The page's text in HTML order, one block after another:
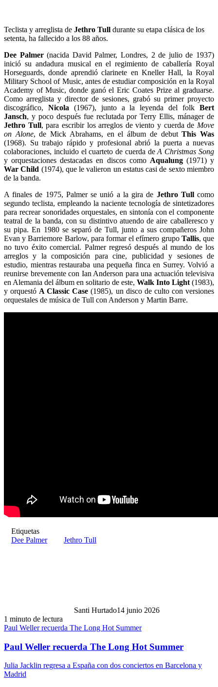
Teclista y arreglista de Jethro Tull durante su etapa clásica de los
setenta, ha fallecido a los 88 años.
Dee Palmer(nacida David Palmer, Londres, 2 de julio de 1937)
inició su andadura musical en el regimiento de caballería Royal
Horseguards, donde aprendió clarinete en Kneller Hall, la Royal
Military School of Music, antes de estudiar composición en la Royal
Academy of Music, donde ganó el Eric Coates Prize al graduarse.
Como arreglista y director de sesiones, grabó su primer proyecto
discográfico, Nicola (1967), junto a la leyenda del folkBert
Jansch, y poco después fue reclutada por Terry Ellis, mánager de
Jethro Tull, para escribir los arreglos de viento y cuerda de Move
on Alone, de Mick Abrahams, en el álbum de debutThis Was
(1968). Su trabajo rápido y profesional abrió la puerta a nuevas
colaboraciones, incluido el cuarteto de cuerda deA Christmas Song
y orquestaciones destacadas en discos como Aqualung(1971) y
War Child (1974), que le valieron un estatus casi de sexto miembro
de la banda.
A finales de 1975, Palmer se unió a la gira de Jethro Tullcomo
segundo teclista, empleando la naciente tecnología de sintetizadores
para recrear sonoridades orquestales, en sintonía con el componente
teatral de la banda, con su distintivo atuendo de aire caballeresco y
su pipa. En 1980 se separó de Tull, junto a sus compañeros John
Evan y Barriemore Barlow, para formar el efímero grupo Tallis, que
no tuvo éxito comercial. Palmer regresó después al mundo de los
arreglos y la composición para cine, publicidad y sesiones de
estudio, mientras restauraba una pequeña finca en Surrey. Volvió a
reunirse brevemente con Ian Anderson para una actuación televisiva
en Alemania del álbum en solitario de este, Walk Into Light (1983),
y orquestó A Classic Case (1985), un disco de culto con versiones
orquestales de música de Tull con Anderson y Martin Barre.
Etiquetas
Dee Palmer
Jethro Tull
Santi Hurtado14 junio 2026
1 minuto de lectura
Paul Weller recuerda The Long Hot Summer
Paul Weller recuerda The Long Hot Summer
Julia Jacklin regresa a España con dos conciertos en Barcelona y
Madrid